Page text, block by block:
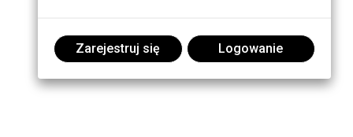
Zarejestruj się Logowanie